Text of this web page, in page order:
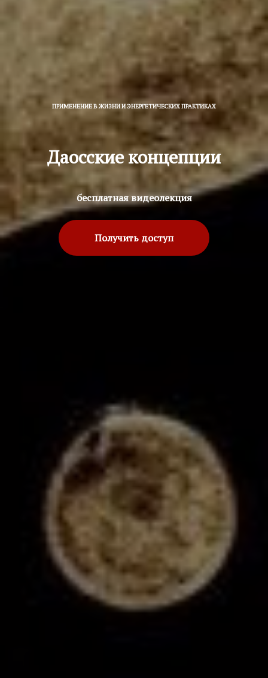
ПРИМЕНЕНИЕ В ЖИЗНИ И ЭНЕРГЕТИЧЕСКИХ ПРАКТИКАХ
Даосские концепции
бесплатная видеолекция
Получить доступ